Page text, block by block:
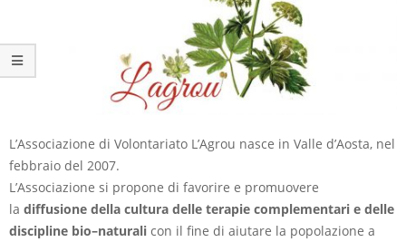
L’Associazione di Volontariato L’Agrou nasce in Valle d’Aosta, nel
febbraio del 2007.
L’Associazione si propone di favorire e promuovere
la diffusione della cultura delle terapie complementari e delle
discipline bio–naturali con il fine di aiutare la popolazione a